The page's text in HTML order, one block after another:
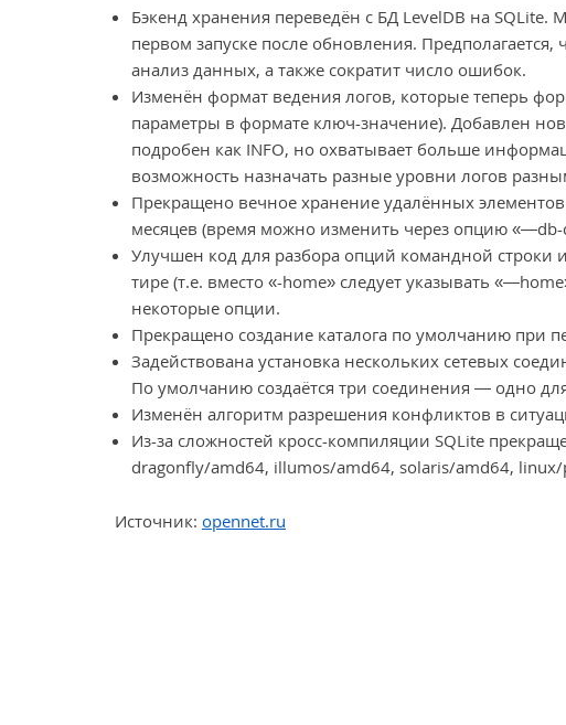
Бэкенд хранения переведён с БД LevelDB на
первом запуске после обновления.
анализ данных, а также сократит число ошибок.
Изменён формат ведения логов, которые теперь
параметры в формате ключ-значение). Добавлен
подробен как INFO, но охватывает больше
возможность назначать разные уровни логов
Прекращено вечное хранение удалённых
месяцев (время можно изменить через опцию
Улучшен код для разбора опций командной строки
тире (т.е. вместо «-home» следует указывать
некоторые опции.
Прекращено создание каталога по умолчанию при
Задействована установка нескольких сетевых
По умолчанию создаётся три соединения — одно
Изменён алгоритм разрешения конфликтов в
Из-за сложностей кросс-компиляции SQLite
dragonfly/amd64, illumos/amd64, solaris/amd64,
Источник: opennet.ru